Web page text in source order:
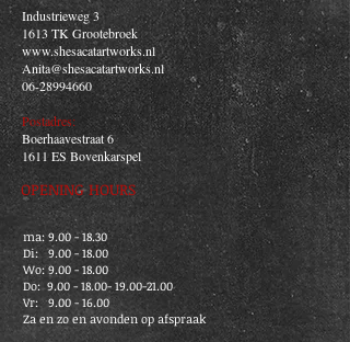
Industrieweg 3
1613 TK Grootebroek
www.shesacatartworks.nl
Anita@shesacatartworks.nl
06-28994660
Postadres:
Boerhaavestraat 6
1611 ES Bovenkarspel
OPENING HOURS
ma: 9.00 - 18.30
Di:9.00 - 18.00
Wo:9.00 - 18.00
Do:9.00 - 18.00- 19.00-21.00
​​Vr: 9.00 - 16.00
Za en zo en avonden op afspraak